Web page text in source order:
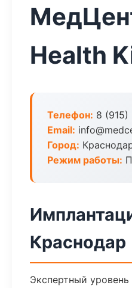
Health
Телефон: 8
Email:
Город:
Режим работы:
Краснодар
Экспертный